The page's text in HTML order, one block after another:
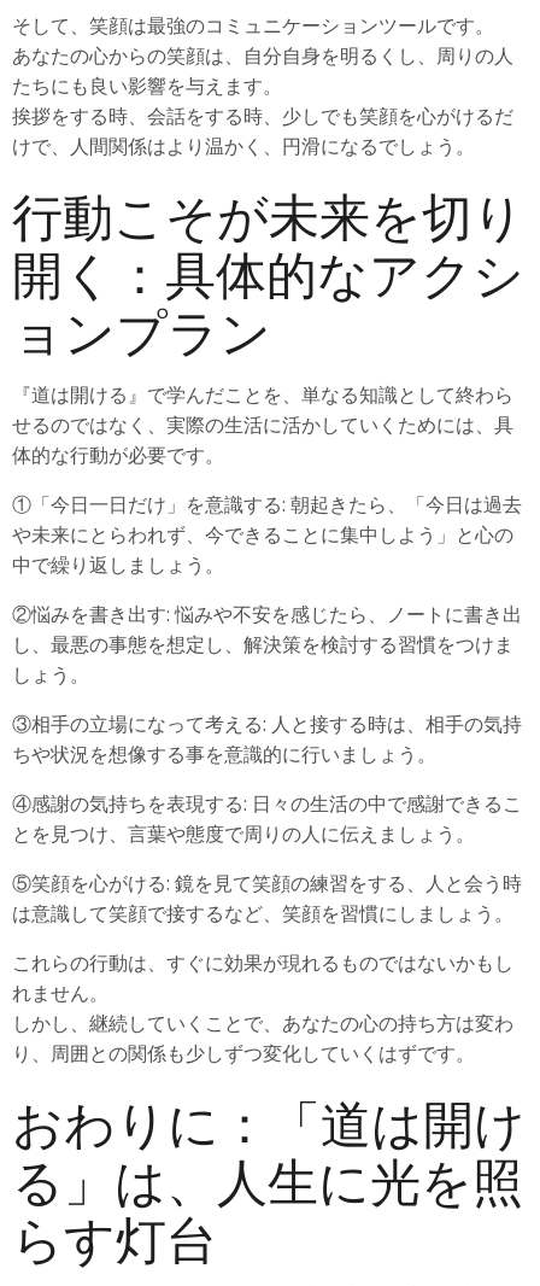
そして、笑顔は最強のコミュニケーションツールです。
あなたの心からの笑顔は、自分自身を明るくし、周りの人
たちにも良い影響を与えます。
挨拶をする時、会話をする時、少しでも笑顔を心がけるだ
けで、人間関係はより温かく、円滑になるでしょう。
行動こそが未来を切り
開く：具体的なアクシ
ョンプラン
『道は開ける』で学んだことを、単なる知識として終わら
せるのではなく、実際の生活に活かしていくためには、具
体的な行動が必要です。
①「今日一日だけ」を意識する: 朝起きたら、「今日は過去
や未来にとらわれず、今できることに集中しよう」と心の
中で繰り返しましょう。
②悩みを書き出す: 悩みや不安を感じたら、ノートに書き出
し、最悪の事態を想定し、解決策を検討する習慣をつけま
しょう。
③相手の立場になって考える: 人と接する時は、相手の気持
ちや状況を想像する事を意識的に行いましょう。
④感謝の気持ちを表現する: 日々の生活の中で感謝できるこ
とを見つけ、言葉や態度で周りの人に伝えましょう。
⑤笑顔を心がける: 鏡を見て笑顔の練習をする、人と会う時
は意識して笑顔で接するなど、笑顔を習慣にしましょう。
これらの行動は、すぐに効果が現れるものではないかもし
れません。
しかし、継続していくことで、あなたの心の持ち方は変わ
り、周囲との関係も少しずつ変化していくはずです。
おわりに：「道は開け
る」は、人生に光を照
らす灯台